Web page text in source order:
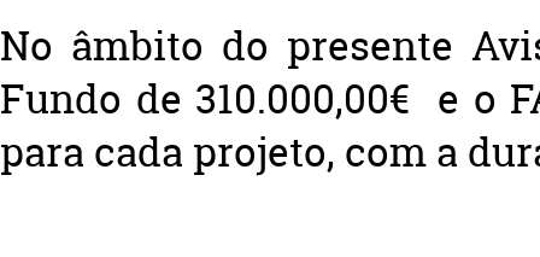
No âmbito do presente
Fundo de 310.000,00€ e o
para cada projeto, com a